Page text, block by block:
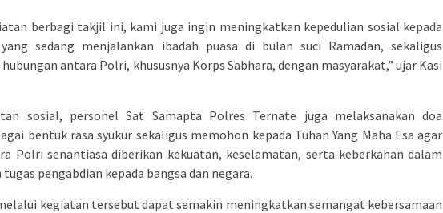
berbagi takjil ini, kami juga ingin meningkatkan kepedulian sosial kepada
sedang menjalankan ibadah puasa di bulan suci Ramadan, sekaligus
antara Polri, khususnya Korps Sabhara, dengan masyarakat,” ujar Kasi
sosial, personel Sat Samapta Polres Ternate juga melaksanakan doa
bentuk rasa syukur sekaligus memohon kepada Tuhan Yang Maha Esa agar
Polri senantiasa diberikan kekuatan, keselamatan, serta keberkahan dalam
pengabdian kepada bangsa dan negara.
kegiatan tersebut dapat semakin meningkatkan semangat kebersamaan